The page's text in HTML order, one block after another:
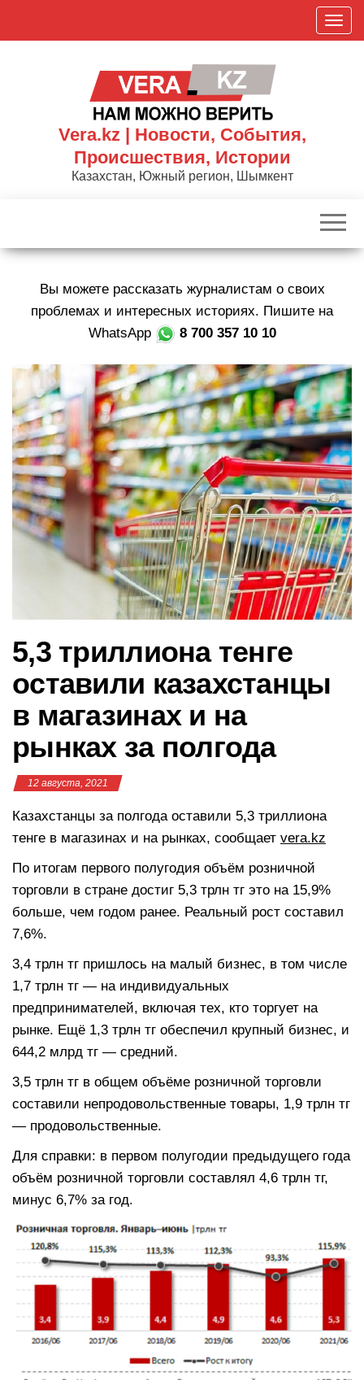
П
о
к
р
в
и
г
а
ц
и
ю
Vera.kz | Новости, События,
Происшествия, Истории
Казахстан, Южный регион, Шымкент
Вы можете рассказать журналистам о своих
проблемах и интересных историях. Пишите на
WhatsApp
8 700 357 10 10
5,3 триллиона тенге
оставили казахстанцы
в магазинах и на
рынках за полгода
12 августа, 2021
Казахстанцы за полгода оставили 5,3 триллиона
тенге в магазинах и на рынках, сообщает vera.kz
По итогам первого полугодия объём розничной
торговли в стране достиг 5,3 трлн тг это на 15,9%
больше, чем годом ранее. Реальный рост составил
7,6%.
3,4 трлн тг пришлось на малый бизнес, в том числе
1,7 трлн тг — на индивидуальных
предпринимателей, включая тех, кто торгует на
рынке. Ещё 1,3 трлн тг обеспечил крупный бизнес, и
644,2 млрд тг — средний.
3,5 трлн тг в общем объёме розничной торговли
составили непродовольственные товары, 1,9 трлн тг
— продовольственные.
Для справки: в первом полугодии предыдущего года
объём розничной торговли составлял 4,6 трлн тг,
минус 6,7% за год.